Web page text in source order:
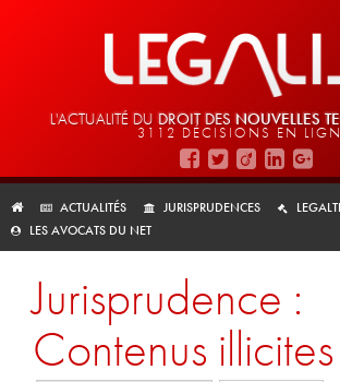
L'ACTUALITÉ DU DROIT DES NOUVELLES
3112 DÉCISIONS EN
ACTUALITÉS JURISPRUDENCES
LES AVOCATS DU NET
Jurisprudence :
Contenus illicites